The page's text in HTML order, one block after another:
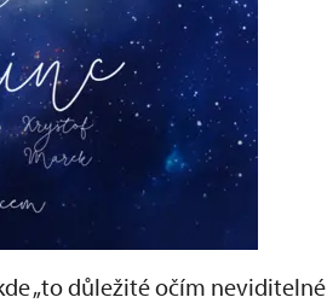
„to důležité očím neviditelné